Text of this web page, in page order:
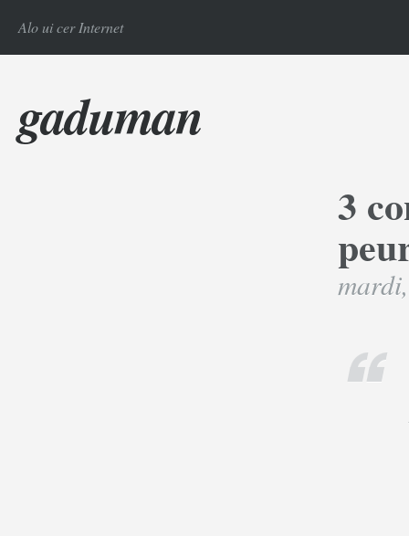
Alo ui cer Internet
gaduman
3